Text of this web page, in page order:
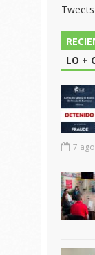
LO +
7